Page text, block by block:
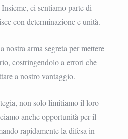
ci sentiamo parte di
con determinazione e unità.
nostra arma segreta per mettere
costringendolo a errori che
a nostro vantaggio.
non solo limitiamo il loro
anche opportunità per il
rapidamente la difesa in